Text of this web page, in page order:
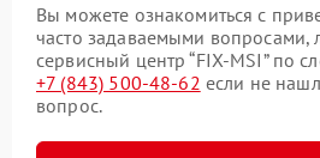
Вы можете ознакомиться с
часто задаваемыми вопросами,
сервисный центр “FIX-MSI” по
+7 (843) 500-48-62 если не
вопрос.